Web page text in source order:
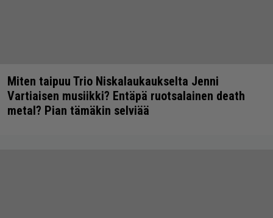
Miten taipuu Trio Niskalaukaukselta Jenni
Vartiaisen musiikki? Entäpä ruotsalainen death
metal? Pian tämäkin selviää